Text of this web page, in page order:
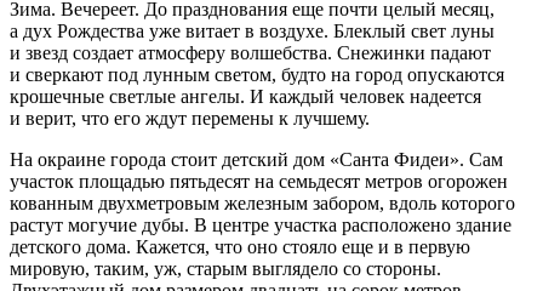
Зима. Вечереет. До празднования еще почти целый месяц,
а дух Рождества уже витает в воздухе. Блеклый свет луны
и звезд создает атмосферу волшебства. Снежинки падают
и сверкают под лунным светом, будто на город опускаются
крошечные светлые ангелы. И каждый человек надеется
и верит, что его ждут перемены к лучшему.
На окраине города стоит детский дом «Санта Фидеи». Сам
участок площадью пятьдесят на семьдесят метров огорожен
кованным двухметровым железным забором, вдоль которого
растут могучие дубы. В центре участка расположено здание
детского дома. Кажется, что оно стояло еще и в первую
мировую, таким, уж, старым выглядело со стороны.